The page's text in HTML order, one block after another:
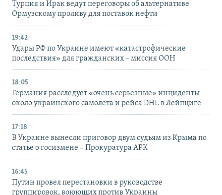
Турция и Ирак ведут переговоры об альтернативе
Ормузскому проливу для поставок нефти
19:42
Удары РФ по Украине имеют «катастрофические
последствия» для гражданских – миссия ООН
18:05
Германия расследует «очень серьезные» инциденты
около украинского самолета и рейса DHL в Лейпциге
17:18
В Украине вынесли приговор двум судьям из Крыма по
статье о госизмене – Прокуратура АРК
16:45
Путин провел перестановки в руководстве
группировок, воюющих против Украины